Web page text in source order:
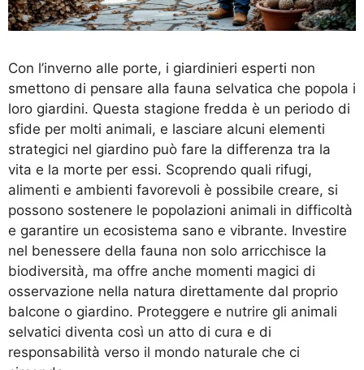
Con l’inverno alle porte, i giardinieri esperti non
smettono di pensare alla fauna selvatica che popola i
loro giardini. Questa stagione fredda è un periodo di
sfide per molti animali, e lasciare alcuni elementi
strategici nel giardino può fare la differenza tra la
vita e la morte per essi. Scoprendo quali rifugi,
alimenti e ambienti favorevoli è possibile creare, si
possono sostenere le popolazioni animali in difficoltà
e garantire un ecosistema sano e vibrante. Investire
nel benessere della fauna non solo arricchisce la
biodiversità, ma offre anche momenti magici di
osservazione nella natura direttamente dal proprio
balcone o giardino. Proteggere e nutrire gli animali
selvatici diventa così un atto di cura e di
responsabilità verso il mondo naturale che ci